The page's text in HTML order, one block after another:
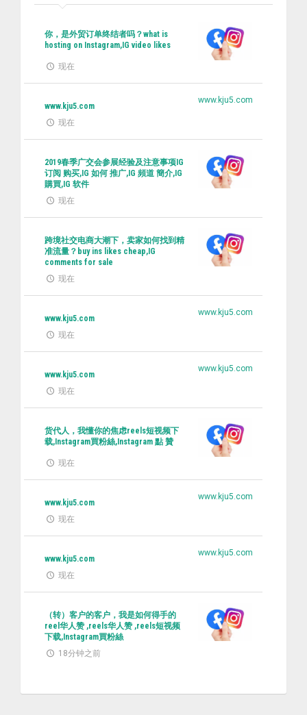
你，是外贸订单终结者吗？what is
hosting on Instagram,IG video likes
现在
www.kju5.com
www.kju5.com
现在
2019春季广交会参展经验及注意事项IG
订阅 购买,IG 如何 推广,IG 頻道 簡介,IG
購買,IG 软件
现在
跨境社交电商大潮下，卖家如何找到精
准流量？buy ins likes cheap,IG
comments for sale
现在
www.kju5.com
www.kju5.com
现在
www.kju5.com
www.kju5.com
现在
货代人，我懂你的焦虑reels短视频下
载,Instagram買粉絲,Instagram 點 贊
现在
www.kju5.com
www.kju5.com
现在
www.kju5.com
www.kju5.com
现在
（转）客户的客户，我是如何得手的
reel华人赞 ,reels华人赞 ,reels短视频
下载,Instagram買粉絲
18分钟之前